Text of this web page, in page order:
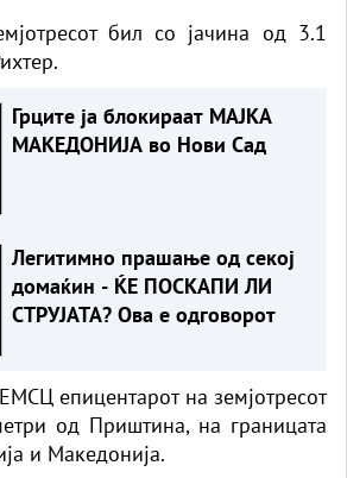
бил со јачина од 3.1
Грците ја блокираат МАЈКА
МАКЕДОНИЈА во Нови Сад
Легитимно прашање од секој
домаќин - ЌЕ ПОСКАПИ ЛИ
СТРУЈАТА? Ова е одговорот
епицентарот на земјотресот
од Приштина, на границата
и Македонија.